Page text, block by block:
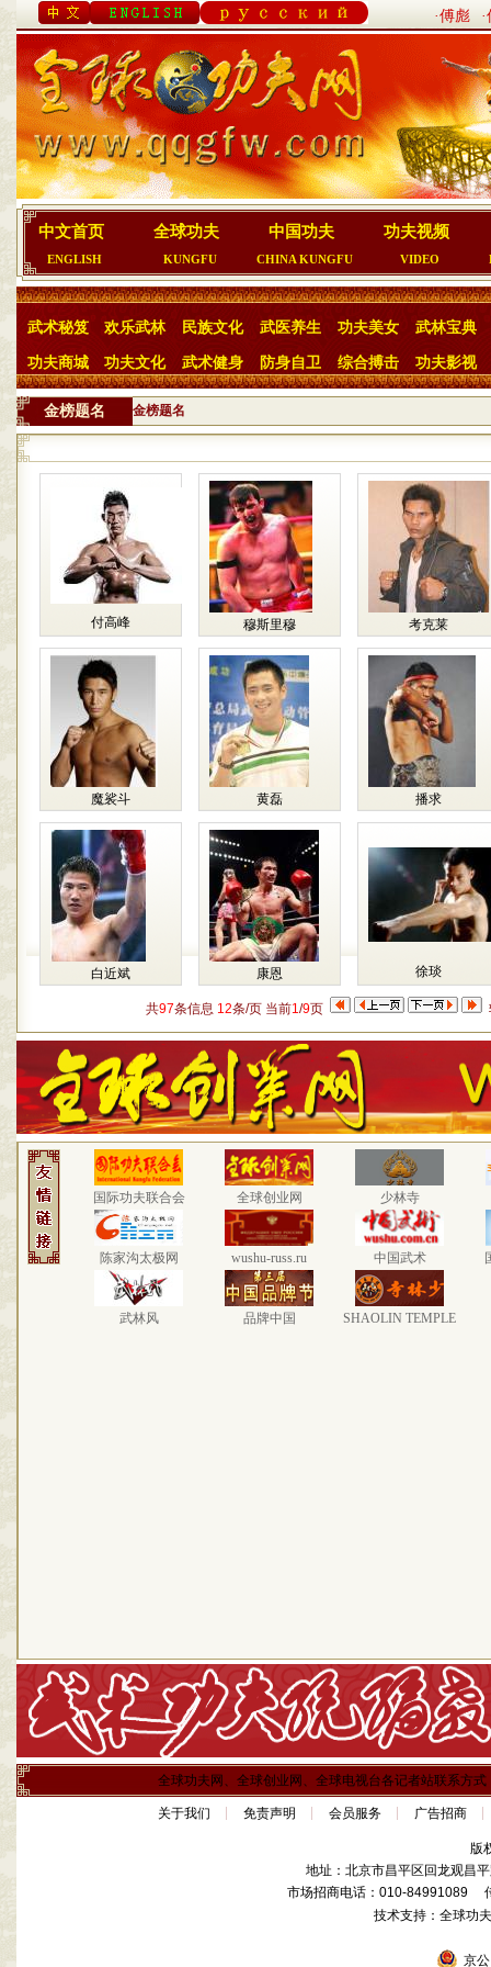
·傅彪
中文首页
ENGLISH
全球功夫
KUNGFU
中国功夫
CHINA KUNGFU
功夫视频
VIDEO
武术秘笈 欢乐武林 民族文化 武医养生 功夫美女 武林宝典
功夫商城 功夫文化 武术健身 防身自卫 综合搏击 功夫影视
金榜题名 金榜题名
付高峰 穆斯里穆 考克莱
魔裟斗 黄磊 播求
白近斌 康恩 徐琰
共97条信息 12条/页 当前1/9页
国际功夫联合会 全球创业网 少林寺
陈家沟太极网 wushu-russ.ru 中国武术
武林风 品牌中国 SHAOLIN TEMPLE
全球功夫网、全球创业网、全球电视台各记者站联系方式
关于我们 免责声明 会员服务 广告招商
版
地址：北京市昌平区回龙观昌
市场招商电话：010-84991089
技术支持：全球
京公